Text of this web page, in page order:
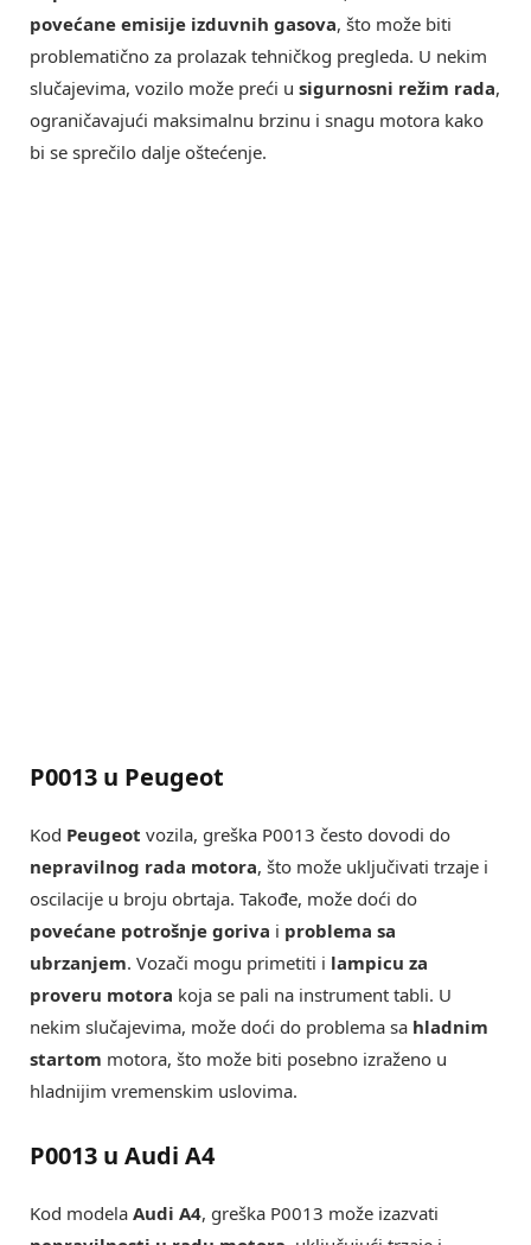
povećane emisije izduvnih gasova, što može biti
problematično za prolazak tehničkog pregleda. U nekim
slučajevima, vozilo može preći u sigurnosni režim rada,
ograničavajući maksimalnu brzinu i snagu motora kako
bi se sprečilo dalje oštećenje.
P0013 u Peugeot
Kod Peugeot vozila, greška P0013 često dovodi do
nepravilnog rada motora, što može uključivati trzaje i
oscilacije u broju obrtaja. Takođe, može doći do
povećane potrošnje goriva i problema sa
ubrzanjem. Vozači mogu primetiti i lampicu za
proveru motora koja se pali na instrument tabli. U
nekim slučajevima, može doći do problema sa hladnim
startom motora, što može biti posebno izraženo u
hladnijim vremenskim uslovima.
P0013 u Audi A4
Kod modela Audi A4, greška P0013 može izazvati